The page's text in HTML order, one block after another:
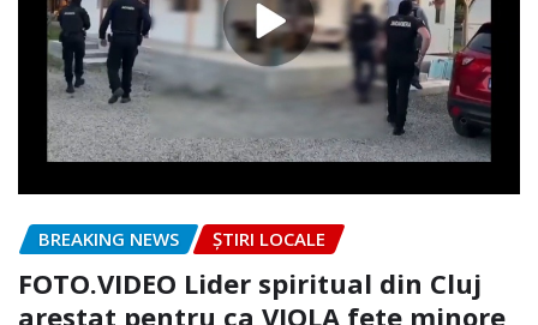
BREAKING NEWS ȘTIRI LOCALE
FOTO.VIDEO Lider spiritual din Cluj
arestat pentru ca VIOLA fete minore